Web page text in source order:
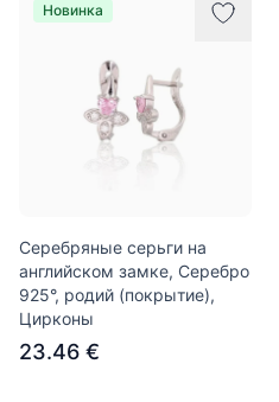
Новинка
Серебряные серьги на
английском замке, Серебро
925°, родий (покрытие),
Цирконы
23.46 €